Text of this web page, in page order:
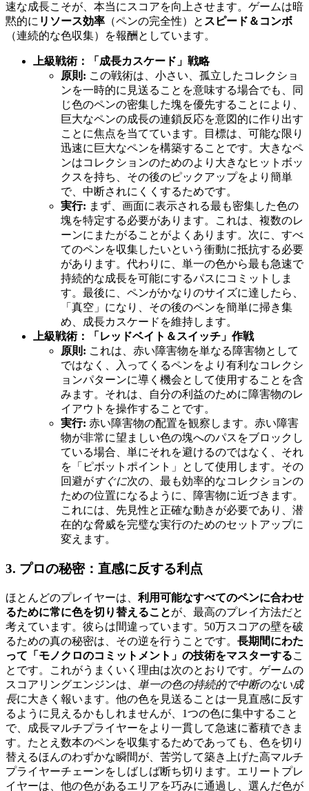
速な成長こそが、本当にスコアを向上させます。ゲームは暗
黙的に リソース効率 （ペンの完全性）と スピード＆コンボ
（連続的な色収集）を報酬としています。
上級戦術：「成長カスケード」戦略
原則: この戦術は、小さい、孤立したコレクショ
ンを一時的に見送ることを意味する場合でも、同
じ色のペンの密集した塊を優先することにより、
巨大なペンの成長の連鎖反応を意図的に作り出す
ことに焦点を当てています。目標は、可能な限り
迅速に巨大なペンを構築することです。大きなペ
ンはコレクションのためのより大きなヒットボッ
クスを持ち、その後のピックアップをより簡単
で、中断されにくくするためです。
実行: まず、画面に表示される最も密集した色の
塊を特定する必要があります。これは、複数のレ
ーンにまたがることがよくあります。次に、すべ
てのペンを収集したいという衝動に抵抗する必要
があります。代わりに、単一の色から最も急速で
持続的な成長を可能にするパスにコミットしま
す。最後に、ペンがかなりのサイズに達したら、
「真空」になり、その後のペンを簡単に掃き集
め、成長カスケードを維持します。
上級戦術：「レッドベイト＆スイッチ」作戦
原則: これは、赤い障害物を単なる障害物として
ではなく、入ってくるペンをより有利なコレクシ
ョンパターンに導く機会として使用することを含
みます。それは、自分の利益のために障害物のレ
イアウトを操作することです。
実行: 赤い障害物の配置を観察します。赤い障害
物が非常に望ましい色の塊へのパスをブロックし
ている場合、単にそれを避けるのではなく、それ
を「ピボットポイント」として使用します。その
回避がすぐに次の、最も効率的なコレクションの
ための位置になるように、障害物に近づきます。
これには、先見性と正確な動きが必要であり、潜
在的な脅威を完璧な実行のためのセットアップに
変えます。
3. プロの秘密：直感に反する利点
ほとんどのプレイヤーは、 利用可能なすべてのペンに合わせ
るために常に色を切り替えることが、最高のプレイ方法だと
考えています。彼らは間違っています。50万スコアの壁を破
るための真の秘密は、その逆を行うことです。 長期間にわた
って「モノクロのコミットメント」の技術をマスターするこ
とです。これがうまくいく理由は次のとおりです。ゲームの
スコアリングエンジンは、 単一の色の持続的で中断のない成
長に大きく報います。他の色を見送ることは一見直感に反す
るように見えるかもしれませんが、1つの色に集中すること
で、成長マルチプライヤーをより一貫して急速に蓄積できま
す。たとえ数本のペンを収集するためであっても、色を切り
替えるほんのわずかな瞬間が、苦労して築き上げた高マルチ
プライヤーチェーンをしばしば断ち切ります。エリートプレ
イヤーは、他の色があるエリアを巧みに通過し、選んだ色が